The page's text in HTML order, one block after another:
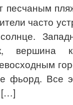
песчаным
часто
вершина
фьорд. Все
[…]